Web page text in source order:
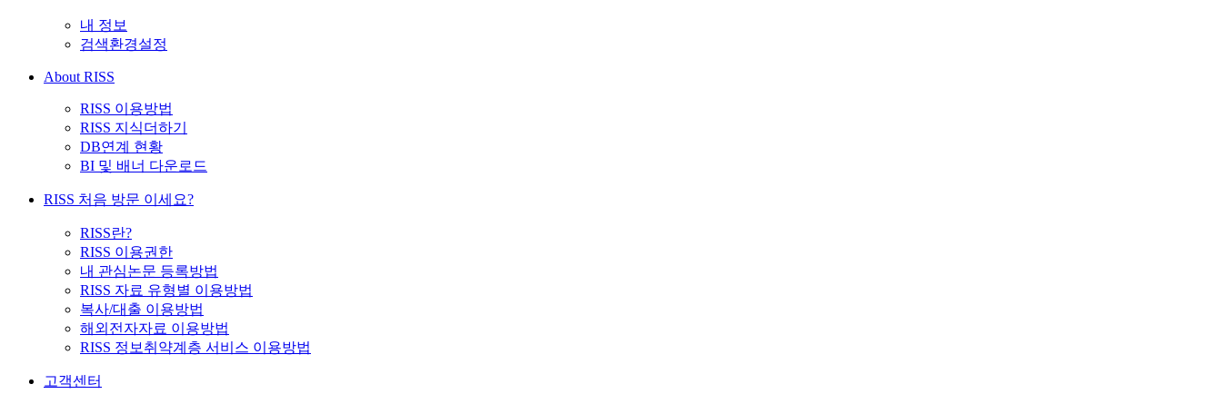
내 정보
검색환경설정
About RISS
RISS 이용방법
RISS 지식더하기
DB연계 현황
BI 및 배너 다운로드
RISS 처음 방문 이세요?
RISS란?
RISS 이용권한
내 관심논문 등록방법
RISS 자료 유형별 이용방법
복사/대출 이용방법
해외전자자료 이용방법
RISS 정보취약계층 서비스 이용방법
고객센터